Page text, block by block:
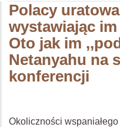
Polacy
wystawiając im
Oto jak im
Netanyahu na
konferencji
Okoliczności